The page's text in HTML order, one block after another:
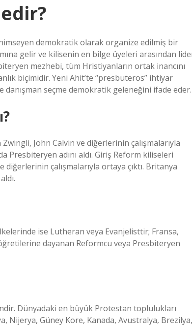
demokratik olarak organize edilmiş bir
gelir ve kilisenin en bilge üyeleri arasından
mezhebi, tüm Hristiyanların ortak inancını
biçimidir. Yeni Ahit’te “presbuteros” ihtiyar
seçme demokratik geleneğini ifade eder.
John Calvin ve diğerlerinin çalışmalarıyla
Presbiteryen adını aldı. Giriş Reform kiliseleri
çalışmalarıyla ortaya çıktı. Britanya
ise Lutheran veya Evanjelisttir; Fransa,
dayanan Reformcu veya Presbiteryen
Dünyadaki en büyük Protestan toplulukları
Nijerya, Güney Kore, Kanada, Avustralya, Brezilya,